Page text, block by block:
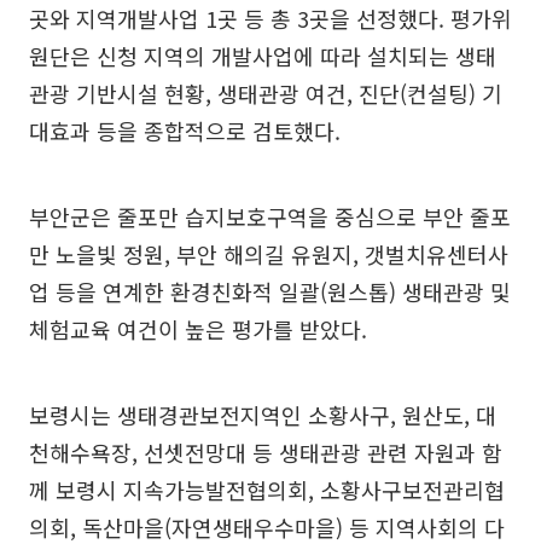
곳와 지역개발사업 1곳 등 총 3곳을 선정했다. 평가위
원단은 신청 지역의 개발사업에 따라 설치되는 생태
관광 기반시설 현황, 생태관광 여건, 진단(컨설팅) 기
대효과 등을 종합적으로 검토했다.
부안군은 줄포만 습지보호구역을 중심으로 부안 줄포
만 노을빛 정원, 부안 해의길 유원지, 갯벌치유센터사
업 등을 연계한 환경친화적 일괄(원스톱) 생태관광 및
체험교육 여건이 높은 평가를 받았다.
보령시는 생태경관보전지역인 소황사구, 원산도, 대
천해수욕장, 선셋전망대 등 생태관광 관련 자원과 함
께 보령시 지속가능발전협의회, 소황사구보전관리협
의회, 독산마을(자연생태우수마을) 등 지역사회의 다